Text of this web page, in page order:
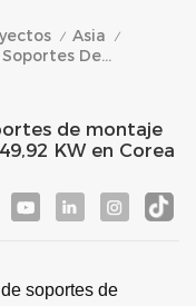
/ Asia /
Proyecto De Instalación De Soportes De Montaje Solar Para Techo Metálico De 449,92 KW En Corea
de montaje
KW en Corea
soportes de